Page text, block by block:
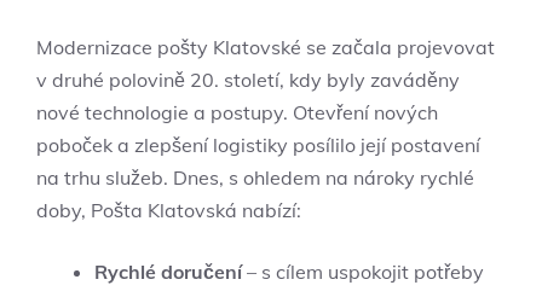
Modernizace pošty Klatovské se začala projevovat
v druhé polovině 20. století, kdy byly zaváděny
nové technologie a postupy. Otevření nových
poboček a zlepšení logistiky posílilo její postavení
na trhu služeb. Dnes, s ohledem na nároky rychlé
doby, Pošta Klatovská nabízí:
Rychlé doručení– s cílem uspokojit potřeby